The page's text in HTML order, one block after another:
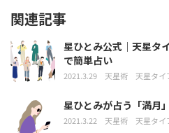
関連記事
星ひとみ公式｜天星タ
で簡単占い
2021.3.29 天星術 天星タイ
星ひとみが占う「満月
2021.3.22 天星術 天星タイ